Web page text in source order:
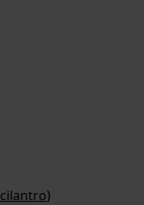
cilantro)